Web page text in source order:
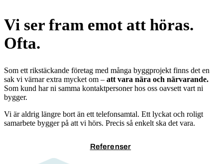
Vi ser fram emot att höras.
Ofta.
Som ett rikstäckande företag med många byggprojekt finns det en
sak vi värnar extra mycket om – att vara nära och närvarande.
Som kund har ni samma kontaktpersoner hos oss oavsett vart ni
bygger.
Vi är aldrig längre bort än ett telefonsamtal. Ett lyckat och roligt
samarbete bygger på att vi hörs. Precis så enkelt ska det vara.
Referenser